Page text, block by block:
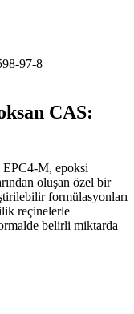
97-8
CAS:
M, epoksi
oluşan özel bir
formülasyonları
reçinelerle
belirli miktarda